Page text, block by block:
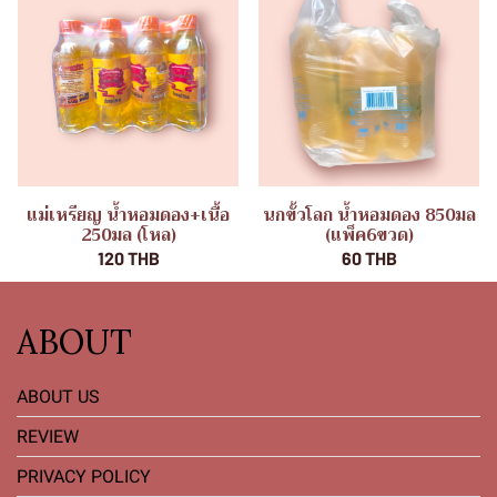
แม่เหรียญ น้ำหอมดอง+เนื้อ
250มล (โหล)
120 THB
นกขั้วโลก น้ำหอมดอง 850มล
(แพ็ค6ขวด)
60 THB
ABOUT
ABOUT US
REVIEW
PRIVACY POLICY